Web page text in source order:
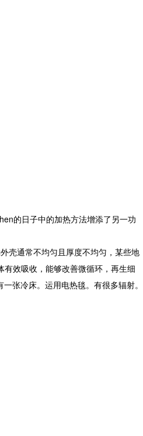
的日子中的加热方法增添了另一功
壳通常不均匀且厚度不均匀，某些地
效吸收，能够改善微循环，再生细
张冷床。运用电热毯。有很多辐射。